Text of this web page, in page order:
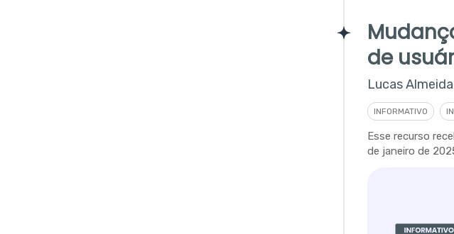
de
Lucas Almeida
INFORMATIVO
Esse recurso
de janeiro de